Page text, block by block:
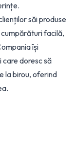
săi produse
facilă,
își
doresc să
la birou, oferind